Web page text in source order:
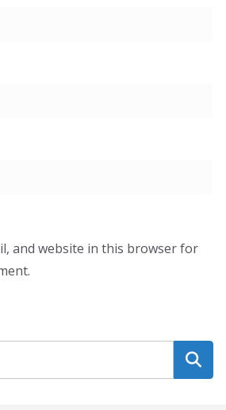
and website in this browser for